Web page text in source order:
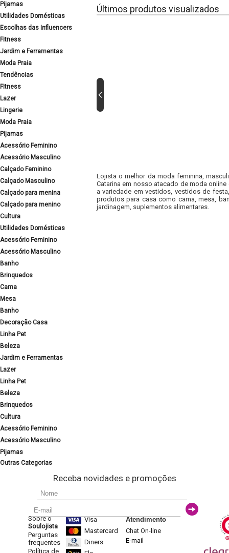
Pijamas
Utilidades Domésticas
Escolhas das Influencers
Fitness
Jardim e Ferramentas
Moda Praia
Tendências
Fitness
Lazer
Lingerie
Moda Praia
Pijamas
Acessório Feminino
Acessório Masculino
Calçado Feminino
Calçado Masculino
Calçado para menina
Calçado para menino
Cultura
Utilidades Domésticas
Acessório Feminino
Acessório Masculino
Banho
Brinquedos
Cama
Mesa
Banho
Decoração Casa
Linha Pet
Beleza
Jardim e Ferramentas
Lazer
Linha Pet
Beleza
Brinquedos
Cultura
Acessório Feminino
Acessório Masculino
Pijamas
Outras Categorias
Últimos produtos visualizados
Lojista o melhor da moda feminina,
Catarina em nosso atacado de moda
a variedade em vestidos, vestidos de
produtos para casa como cama, mesa,
jardinagem, suplementos alimentares.
Receba novidades e promoções
Sobre o
Soulojista
Perguntas
frequentes
Política de
Visa
Mastercard
Diners
Atendimento
Chat On-line
E-mail